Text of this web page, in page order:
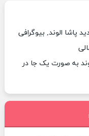
پاشا الوند, بیوگرافی
به صورت یک جا در